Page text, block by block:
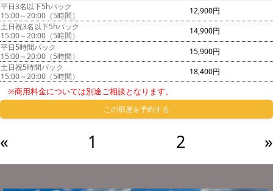
平日3名以下5hパック
15:00～20:00（5時間）
12,900円
土日祝3名以下5hパック
15:00～20:00（5時間）
14,900円
平日5時間パック
15:00～20:00（5時間）
15,900円
土日祝5時間パック
15:00～20:00（5時間）
18,400円
※商用料金については別途ご相談となります。
この部屋を予約する
« 1 2 »